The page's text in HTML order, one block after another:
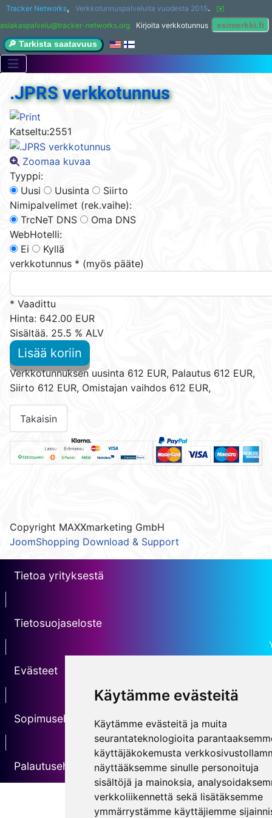
Käytämme evästeitä
Käytämme evästeitä ja muita
seurantateknologioita
käyttäjäkokemusta
näyttääksemme sinulle personoituja
sisältöjä ja mainoksia,
verkkoliikennettä sekä lisätäksemme
ymmärrystämme käyttäjiemme
Tracker Networks, Verkkotunnuspalveluita vuodesta 2015.
✉️
asiakaspalvelu@tracker-networks.org
Kirjoita verkkotunnus
🔎 Tarkista saatavuus
.JPRS verkkotunnus
Katseltu:2551
Zoomaa kuvaa
Tyyppi:
Uusi
Uusinta
Siirto
Nimipalvelimet (rek.vaihe):
TrcNeT DNS
Oma DNS
WebHotelli:
Ei
Kyllä
verkkotunnus * (myös pääte)
* Vaadittu
Hinta: 642.00 EUR
Sisältää. 25.5 % ALV
Lisää koriin
Verkkotunnuksen uusinta 612 EUR, Palautus 612 EUR,
Siirto 612 EUR, Omistajan vaihdos 612 EUR,
Copyright MAXXmarketing GmbH
JoomShopping Download & Support
Tietoa yrityksestä
Tietosuojaseloste
Evästeet
Sopimusehdot
Palautusehdot